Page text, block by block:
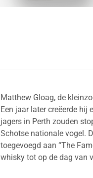
Matthew Gloag, de
Een jaar later creëerde hij
jagers in Perth zouden
Schotse nationale vogel.
toegevoegd aan “The
whisky tot op de dag van